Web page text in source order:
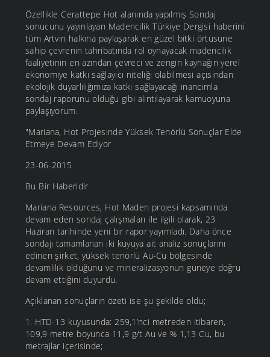
Özellikle Cerattepe Hot alanında yapılmış Sondaj
sonucunu yayınlayan Madencilik Türkiye Dergisi haberini
tüm Artvin halkına paylaşarak en güzel bitki örtüsüne
sahip çevrenin tahribatında rol oynayacak madencilik
faaliyetinin en azından çevreci ve zengin kaynağın yerel
ekonomiye katkı sağlayıcı niteliği olabilmesi açısından
ekolojik duyarlılığımıza katkı sağlayacağı inancımla
sondaj raporunu olduğu gibi alıntılayarak kamuoyuna
paylaşıyorum.
"Mariana, Hot Projesinde Yüksek Tenörlü Sonuçlar Elde
Etmeye Devam Ediyor
23-06-2015
Bu Bir Haberidir
Mariana Resources, Hot Maden projesi kapsamında
devam eden sondaj çalışmaları ile ilgili olarak, 23
Haziran tarihinde yeni bir rapor yayımladı. Daha önce
sondajı tamamlanan iki kuyuya ait analiz sonuçlarını
edinen şirket, yüksek tenörlü Au-Cu bölgesinde
devamlılık olduğunu ve mineralizasyonun güneye doğru
devam ettiğini duyurdu.
Açıklanan sonuçların özeti ise şu şekilde oldu;
1. HTD-13 kuyusunda: 259,1’nci metreden itibaren,
109,9 metre boyunca 11,9 g/t Au ve % 1,13 Cu, bu
metrajlar içerisinde;